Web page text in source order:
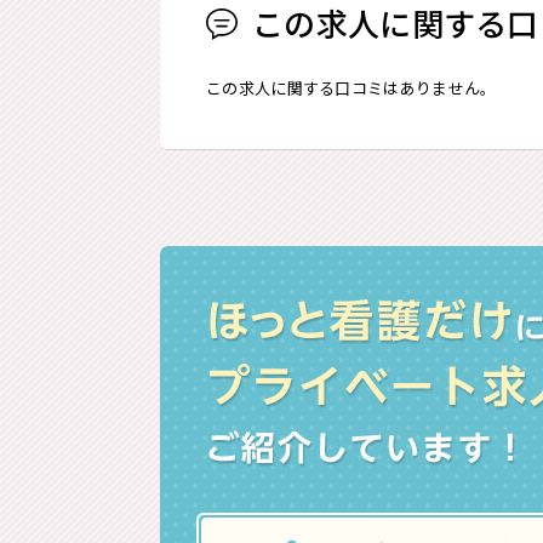
この求人に関する
この求人に関する口コミはありません。